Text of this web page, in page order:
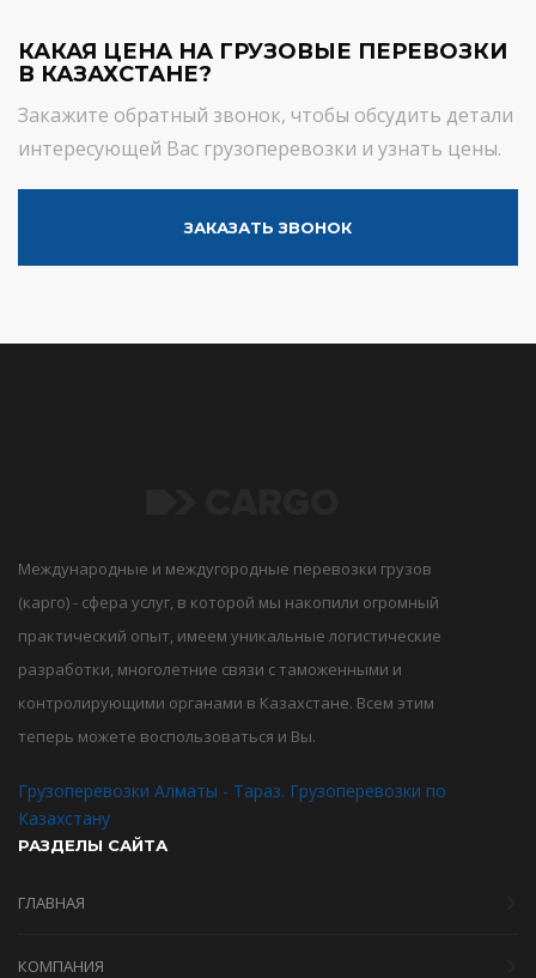
КАКАЯ ЦЕНА НА ГРУЗОВЫЕ ПЕРЕВОЗКИ
В КАЗАХСТАНЕ?
Закажите обратный звонок, чтобы обсудить детали
интересующей Вас грузоперевозки и узнать цены.
ЗАКАЗАТЬ ЗВОНОК
Международные и междугородные перевозки грузов
(карго) - сфера услуг, в которой мы накопили огромный
практический опыт, имеем уникальные логистические
разработки, многолетние связи с таможенными и
контролирующими органами в Казахстане. Всем этим
теперь можете воспользоваться и Вы.
Грузоперевозки Алматы - Тараз. Грузоперевозки по
Казахстану
РАЗДЕЛЫ САЙТА
ГЛАВНАЯ
КОМПАНИЯ